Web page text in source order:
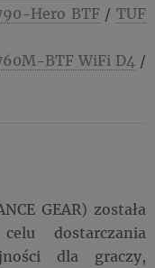
Hero BTF / TUF
BTF WiFi D4 /
GEAR) została
dostarczania
dla graczy,